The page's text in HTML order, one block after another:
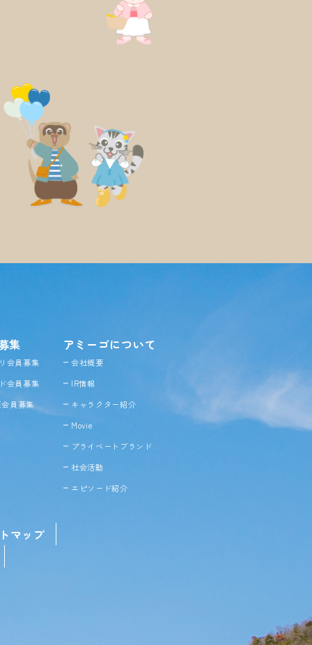
集
会員募集
会員募集
員募集
アミーゴについて
会社概要
IR情報
キャラクター紹介
Movie
プライベートブランド
社会活動
エピソード紹介
マップ